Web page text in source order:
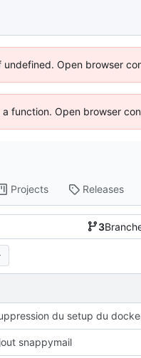
Open browser
function. Open browser
Projects Releases
3
snappymail